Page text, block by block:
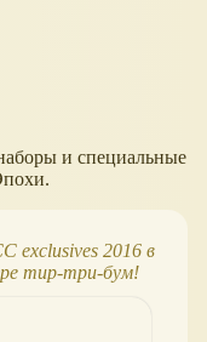
и специальные
exclusives 2016 в
тир-три-бум!